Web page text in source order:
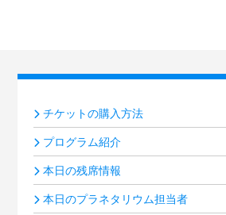
チケットの購入方法
プログラム紹介
本日の残席情報
本日のプラネタリウム担当者